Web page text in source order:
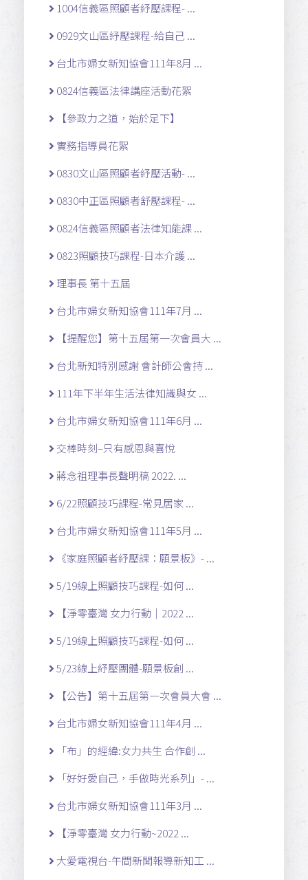
1004信義區照顧者紓壓課程- ...
0929文山區紓壓課程-給自己 ...
台北市婦女新知協會111年8月 ...
0824信義區法律講座活動花絮
【參政力之道，始於足下】
實務指導員花絮
0830文山區照顧者紓壓活動- ...
0830中正區照顧者舒壓課程- ...
0824信義區照顧者法律知能課 ...
0823照顧技巧課程-日本介護 ...
理事長 第十五屆
台北市婦女新知協會111年7月 ...
【提醒您】第十五屆第一次會員大 ...
台北新知特別感謝 會計師公會持 ...
111年下半年生活法律知識與女 ...
台北市婦女新知協會111年6月 ...
交棒時刻–只有感恩與喜悅
蔣念祖理事長聲明稿 2022. ...
6/22照顧技巧課程-常見居家 ...
台北市婦女新知協會111年5月 ...
《家庭照顧者紓壓課：願景板》- ...
5/19線上照顧技巧課程-如何 ...
【淨零臺灣 女力行動｜2022 ...
5/19線上照顧技巧課程-如何 ...
5/23線上紓壓團體-願景板創 ...
【公告】第十五屆第一次會員大會 ...
台北市婦女新知協會111年4月 ...
「布」的經緯:女力共生 合作創 ...
「好好愛自己，手做時光系列」- ...
台北市婦女新知協會111年3月 ...
【淨零臺灣 女力行動~2022 ...
大愛電視台-午間新聞報導新知工 ...